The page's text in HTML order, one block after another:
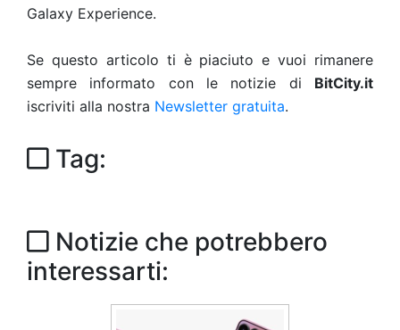
Galaxy Experience.
Se questo articolo ti è piaciuto e vuoi rimanere
sempre informato con le notizie di BitCity.it
iscriviti alla nostra Newsletter gratuita.
Tag:
Notizie che potrebbero
interessarti: